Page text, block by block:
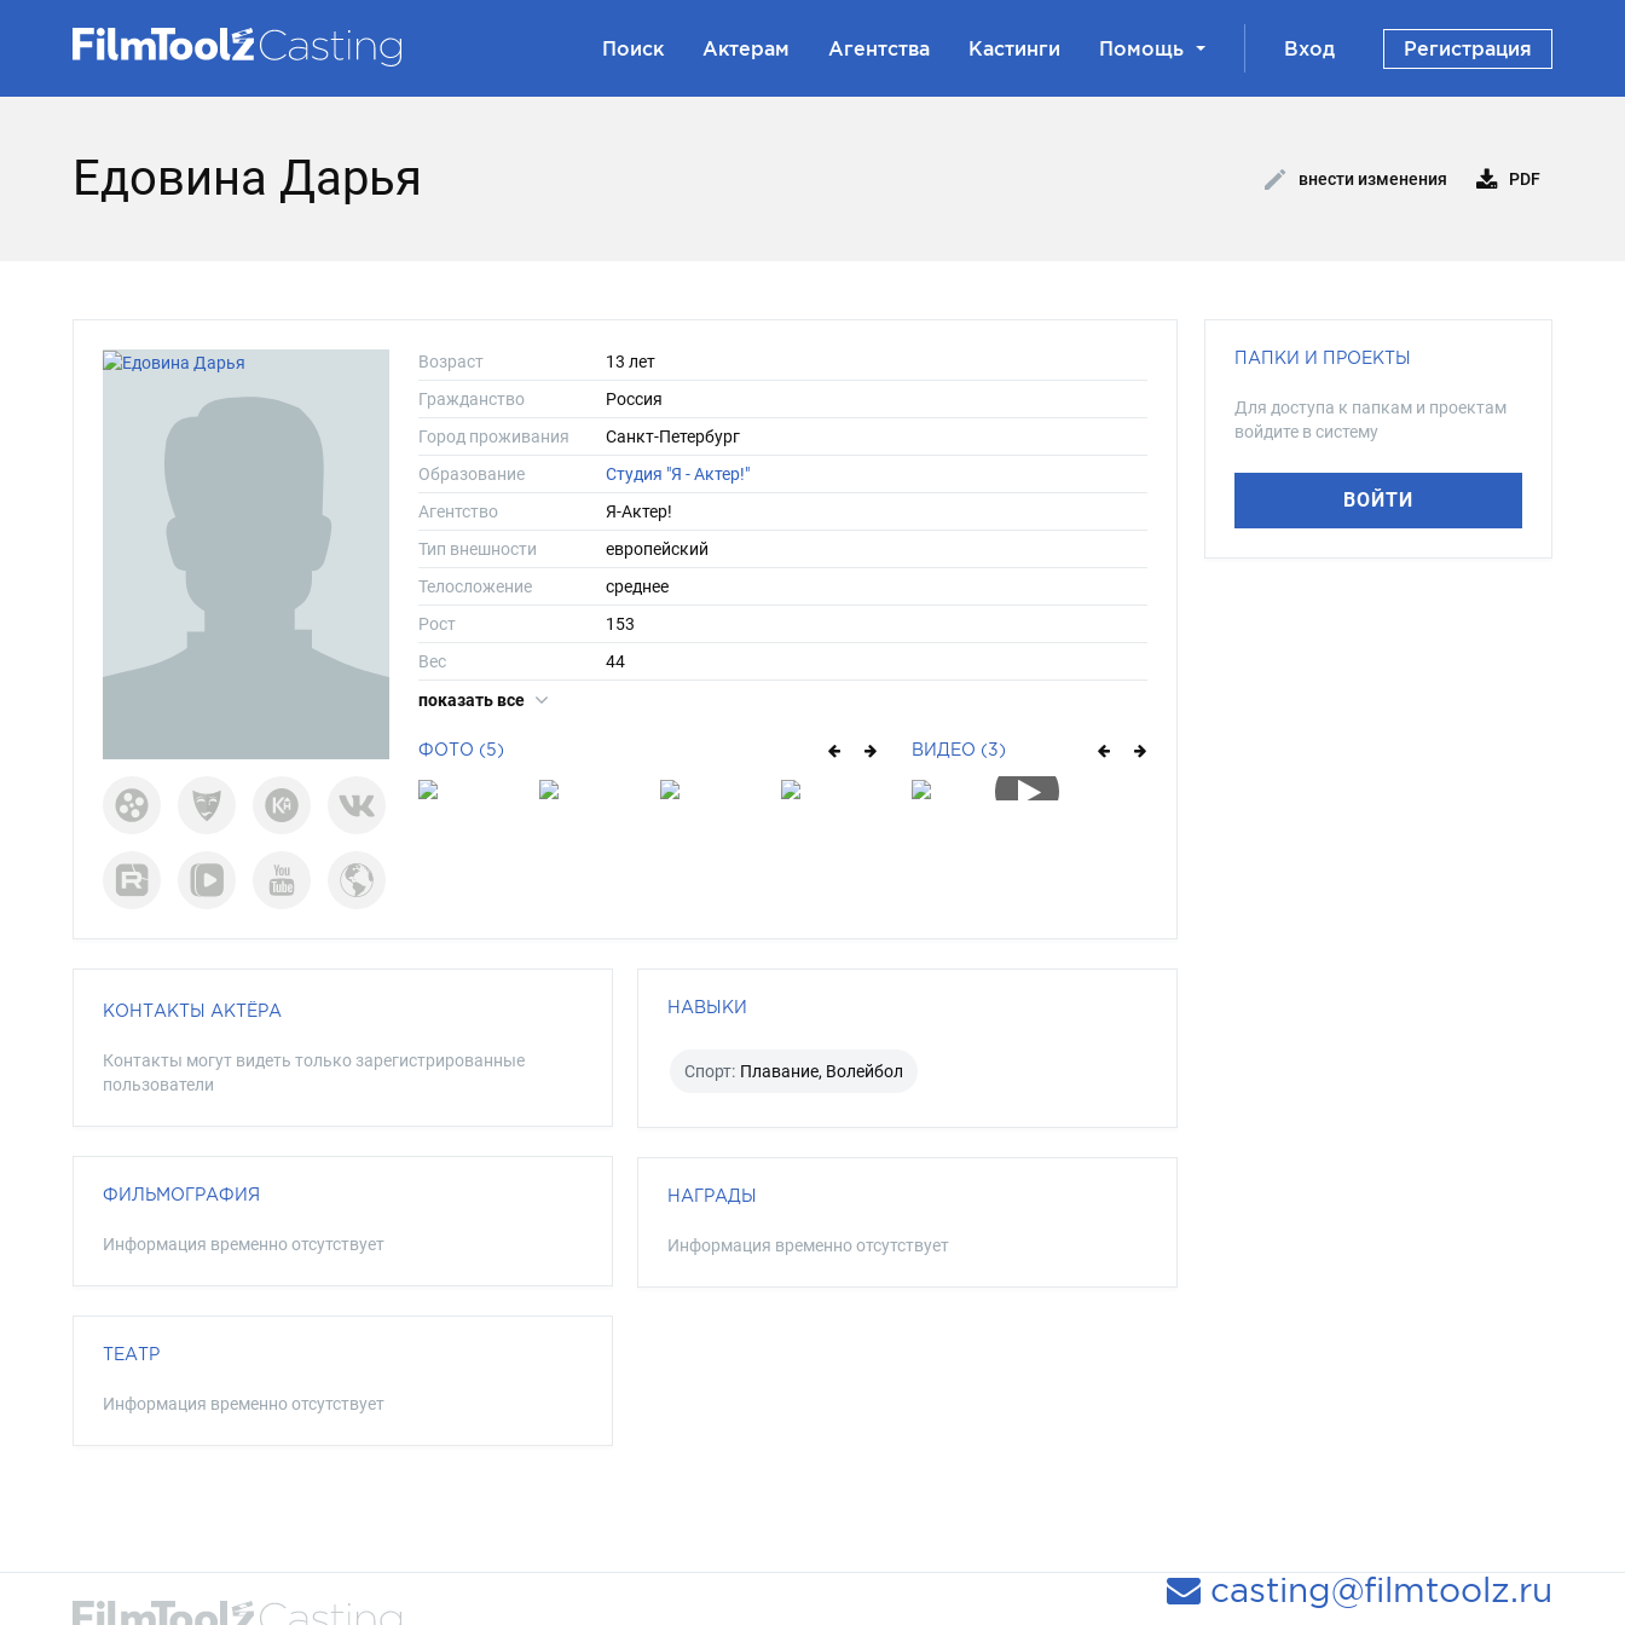
Поиск Актерам Агентства Кастинги Помощь Вход Регистрация
Едовина Дарья внести изменения PDF
Возраст
13 лет
Гражданство
Россия
Город проживания
Санкт-Петербург
Образование
Студия "Я - Актер!"
Агентство
Я-Актер!
Тип внешности
европейский
Телосложение
среднее
Рост
153
Вес
44
Размер одежды
показать все
ФОТО (5) ВИДЕО (3)
КОНТАКТЫ АКТЁРА
Контакты могут видеть только зарегистрированные
пользователи
ФИЛЬМОГРАФИЯ
Информация временно отсутствует
ТЕАТР
Информация временно отсутствует
НАВЫКИ
Спорт: Плавание, Волейбол
НАГРАДЫ
Информация временно отсутствует
ПАПКИ И ПРОЕКТЫ
Для доступа к папкам и проектам
войдите в систему
ВОЙТИ
casting@filmtoolz.ru